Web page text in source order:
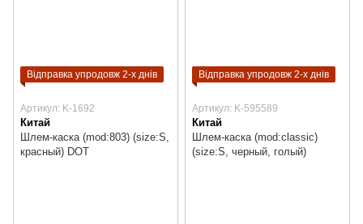
Відправка упродовж 2-х днів
Артикул: K-1692
Китай
Шлем-каска (mod:803) (size:S,
красный) DOT
Відправка упродовж 2-х днів
Артикул: K-595589
Китай
Шлем-каска (mod:classic)
(size:S, черный, голый)